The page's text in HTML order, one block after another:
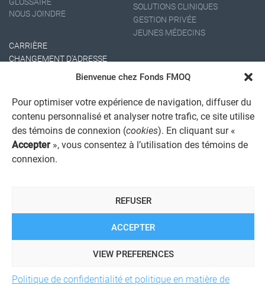
Bienvenue chez Fonds FMOQ
Pour optimiser votre expérience de navigation, diffuser du
contenu personnalisé et analyser notre trafic, ce site utilise
des témoins de connexion (cookies). En cliquant sur «
Accepter », vous consentez à l’utilisation des témoins de
connexion.
ACCEPTER
REFUSER
VIEW PREFERENCES
Politique de confidentialité et politique en matière de
NOUS JOINDRE
SOLUTIONS CLINIQUES
GESTION PRIVÉE
JEUNES MÉDECINS
CARRIÈRE
CHANGEMENT D'ADRESSE
AVIS JURIDIQUE GÉNÉRAL
POLITIQUE DE TRAITEMENT DES PLAINTES
REGISTRE DES CONFLITS D'INTÉRÊTS